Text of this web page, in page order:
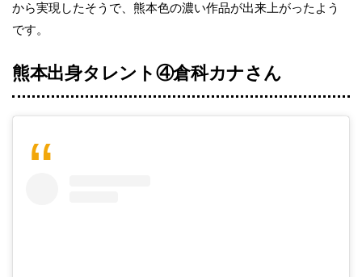
から実現したそうで、熊本色の濃い作品が出来上がったよう
です。
熊本出身タレント④倉科カナさん